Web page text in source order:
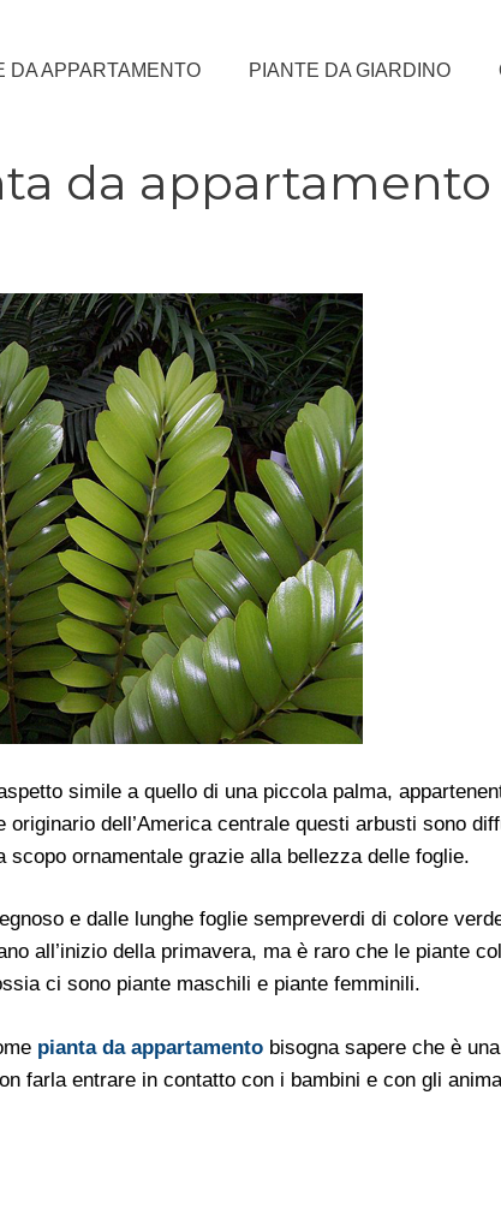
DA APPARTAMENTO PIANTE DA GIARDINO
da appartamento
simile a quello di una piccola palma,
originario dell’America centrale questi arbusti sono
ornamentale grazie alla bellezza delle foglie.
e dalle lunghe foglie sempreverdi di colore
all’inizio della primavera, ma è raro che le piante
ci sono piante maschili e piante femminili.
pianta da appartamentobisogna sapere che è una
farla entrare in contatto con i bambini e con gli